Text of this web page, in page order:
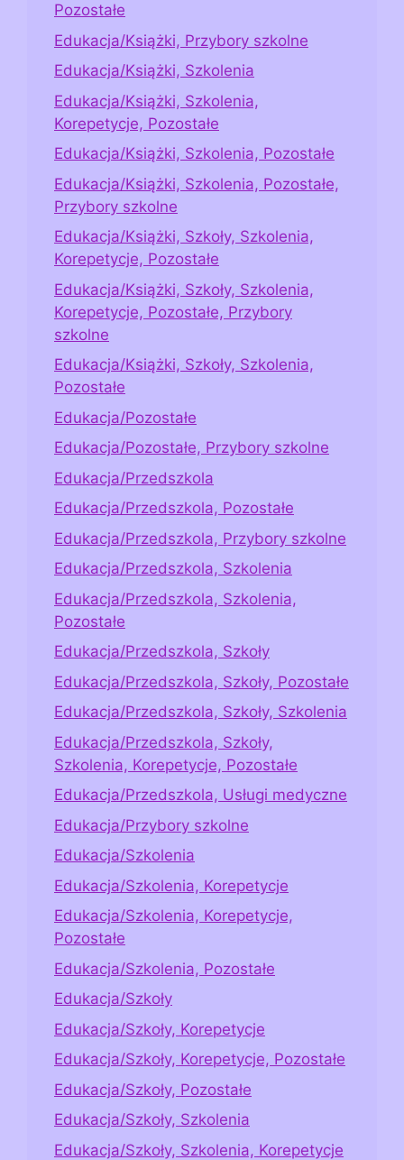
Pozostałe
Edukacja/Książki, Przybory szkolne
Edukacja/Książki, Szkolenia
Edukacja/Książki, Szkolenia,
Korepetycje, Pozostałe
Edukacja/Książki, Szkolenia, Pozostałe
Edukacja/Książki, Szkolenia, Pozostałe,
Przybory szkolne
Edukacja/Książki, Szkoły, Szkolenia,
Korepetycje, Pozostałe
Edukacja/Książki, Szkoły, Szkolenia,
Korepetycje, Pozostałe, Przybory
szkolne
Edukacja/Książki, Szkoły, Szkolenia,
Pozostałe
Edukacja/Pozostałe
Edukacja/Pozostałe, Przybory szkolne
Edukacja/Przedszkola
Edukacja/Przedszkola, Pozostałe
Edukacja/Przedszkola, Przybory szkolne
Edukacja/Przedszkola, Szkolenia
Edukacja/Przedszkola, Szkolenia,
Pozostałe
Edukacja/Przedszkola, Szkoły
Edukacja/Przedszkola, Szkoły, Pozostałe
Edukacja/Przedszkola, Szkoły, Szkolenia
Edukacja/Przedszkola, Szkoły,
Szkolenia, Korepetycje, Pozostałe
Edukacja/Przedszkola, Usługi medyczne
Edukacja/Przybory szkolne
Edukacja/Szkolenia
Edukacja/Szkolenia, Korepetycje
Edukacja/Szkolenia, Korepetycje,
Pozostałe
Edukacja/Szkolenia, Pozostałe
Edukacja/Szkoły
Edukacja/Szkoły, Korepetycje
Edukacja/Szkoły, Korepetycje, Pozostałe
Edukacja/Szkoły, Pozostałe
Edukacja/Szkoły, Szkolenia
Edukacja/Szkoły, Szkolenia, Korepetycje